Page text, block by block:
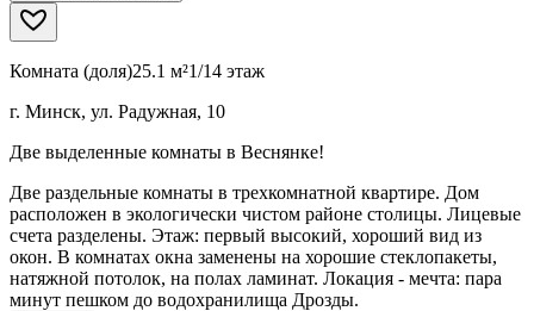
Комната (доля)25.1 м²1/14 этаж
г. Минск, ул. Радужная, 10
Две выделенные комнаты в Веснянке!
Две раздельные комнаты в трехкомнатной квартире. Дом
расположен в экологически чистом районе столицы. Лицевые
счета разделены. Этаж: первый высокий, хороший вид из
окон. В комнатах окна заменены на хорошие стеклопакеты,
натяжной потолок, на полах ламинат. Локация - мечта: пара
минут пешком до водохранилища Дрозды.